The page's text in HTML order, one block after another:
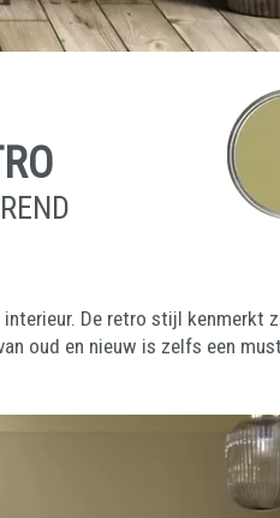
De retro stijl kenmerkt
oud en nieuw is zelfs een